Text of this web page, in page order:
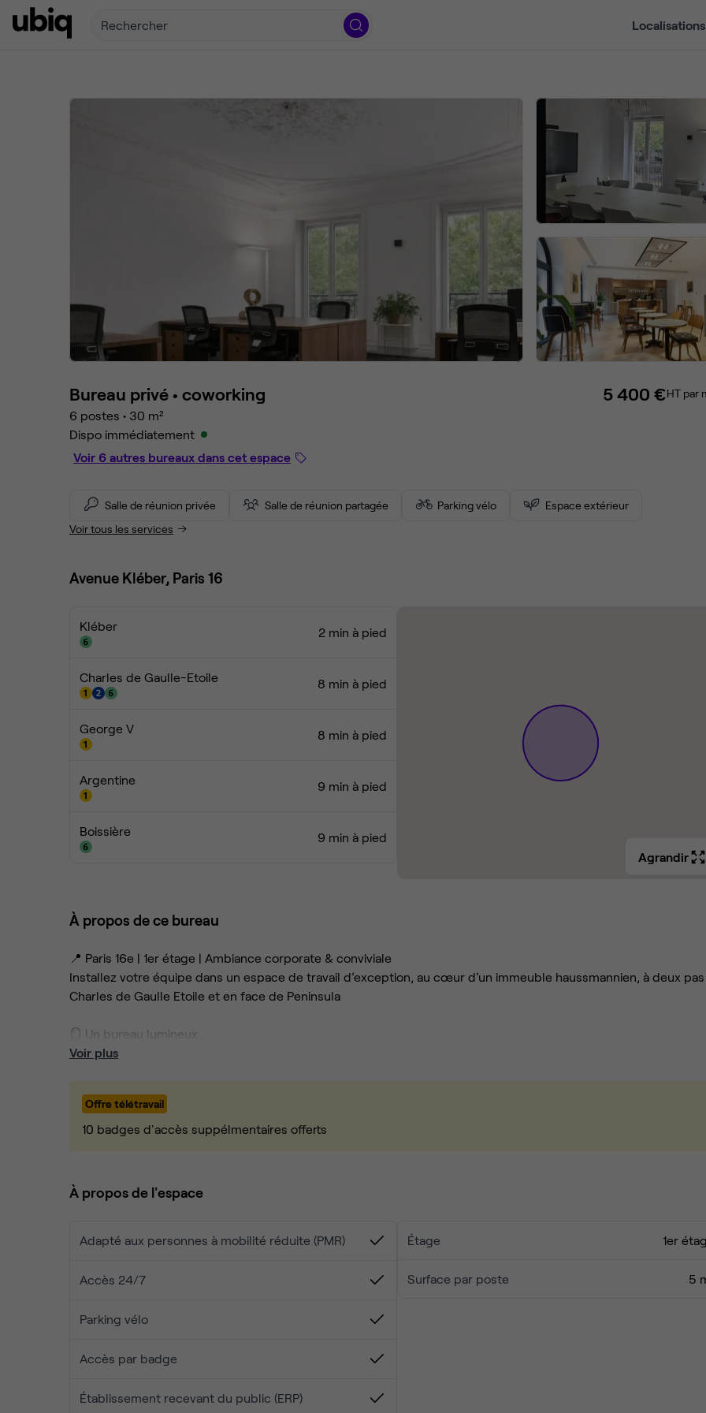
Rechercher Localisations
Bureau privé • coworking
6 postes • 30 m²
Dispo immédiatement
Voir 6 autres bureaux dans cet espace
5 400 €HT par
Salle de réunion privée Salle de réunion partagée Parking vélo
Espace extérieur
Voir tous les services
Avenue Kléber, Paris 16
Kléber 2 min à pied
Charles de Gaulle-Etoile 8 min à pied
George V 8 min à pied
Argentine 9 min à pied
Boissière
9 min à pied
Agrandir
À propos de ce bureau
📍 Paris 16e | 1er étage | Ambiance corporate & conviviale
Installez votre équipe dans un espace de travail d’exception, au cœur d’un immeuble haussmannien, à deux
Charles de Gaulle Etoile et en face de Peninsula
🪞 Un bureau lumineux
Grande fenêtre, lumière naturelle toute la journée
Mobilier de qualité, rangements, accès sécurisé
Internet très haut débit, ménage, café/thé à volonté
Salles de réunion partagées
Aucun frais caché
Un environnement propice au business et aux échanges, avec des profils variés (consulting, tech, finance,
Sérieux, mais chaleureux.
➡️ Visite sur demande. Contactez-nous pour en savoir plus.
Voir plus
Offre télétravail
10 badges d'accès suppélmentaires offerts
À propos de l'espace
Adapté aux personnes à mobilité réduite (PMR)
Accès 24/7
Parking vélo
Accès par badge
Établissement recevant du public (ERP)
Étage 1er
Surface par poste 5